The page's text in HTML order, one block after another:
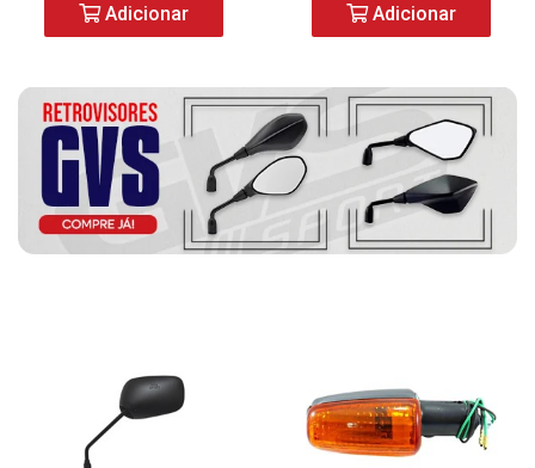
Adicionar Adicionar